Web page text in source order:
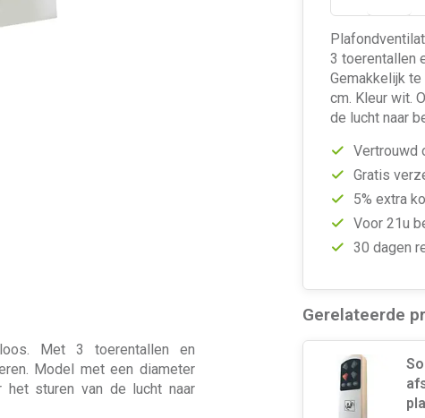
3 toerentallen
Gemakkelijk
cm. Kleur wit.
de lucht naar
Vertrouwd
Gratis
5% extra
Voor 21u
30 dagen
Met 3 toerentallen en
Model met een diameter
het sturen van de lucht naar
Gerelateerde